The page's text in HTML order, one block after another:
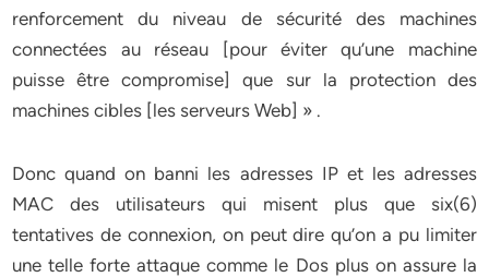
renforcement du niveau de sécurité des machines
connectées au réseau [pour éviter qu’une machine
puisse être compromise] que sur la protection des
machines cibles [les serveurs Web] » .
Donc quand on banni les adresses IP et les adresses
MAC des utilisateurs qui misent plus que six(6)
tentatives de connexion, on peut dire qu’on a pu limiter
une telle forte attaque comme le Dos plus on assure la